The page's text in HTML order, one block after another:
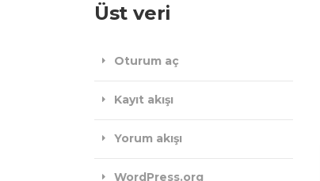
Üst veri
Oturum aç
Kayıt akışı
Yorum akışı
WordPress.org